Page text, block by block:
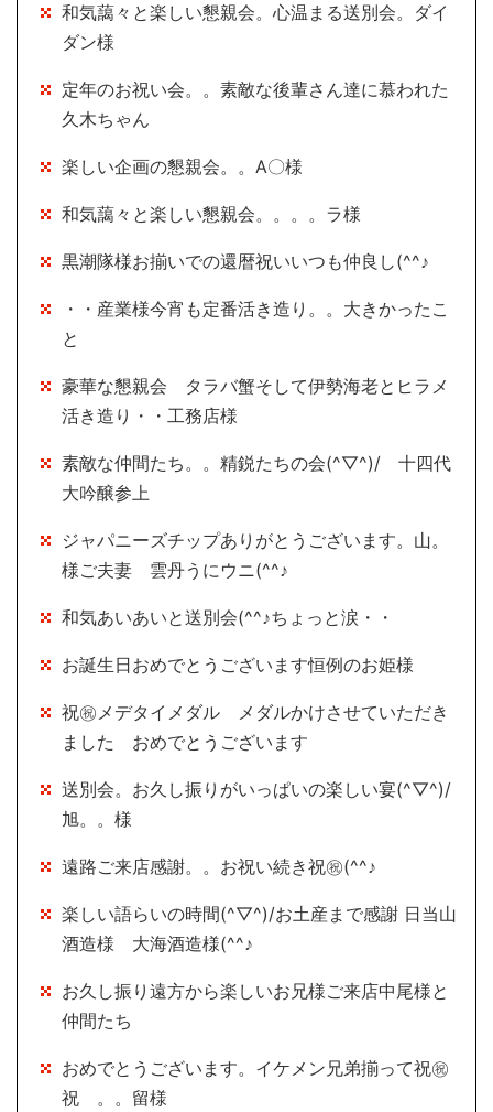
和気藹々と楽しい懇親会。心温まる送別会。ダイ
ダン様
定年のお祝い会。。素敵な後輩さん達に慕われた
久木ちゃん
楽しい企画の懇親会。。A〇様
和気藹々と楽しい懇親会。。。。ラ様
黒潮隊様お揃いでの還暦祝いいつも仲良し(^^♪
・・産業様今宵も定番活き造り。。大きかったこ
と
豪華な懇親会 タラバ蟹そして伊勢海老とヒラメ
活き造り・・工務店様
素敵な仲間たち。。精鋭たちの会(^▽^)/ 十四代
大吟醸参上
ジャパニーズチップありがとうございます。山。
様ご夫妻 雲丹うにウニ(^^♪
和気あいあいと送別会(^^♪ちょっと涙・・
お誕生日おめでとうございます恒例のお姫様
祝㊗メデタイメダル メダルかけさせていただき
ました おめでとうございます
送別会。お久し振りがいっぱいの楽しい宴(^▽^)/
旭。。様
遠路ご来店感謝。。お祝い続き祝㊗(^^♪
楽しい語らいの時間(^▽^)/お土産まで感謝 日当山
酒造様 大海酒造様(^^♪
お久し振り遠方から楽しいお兄様ご来店中尾様と
仲間たち
おめでとうございます。イケメン兄弟揃って祝㊗
祝 。。留様